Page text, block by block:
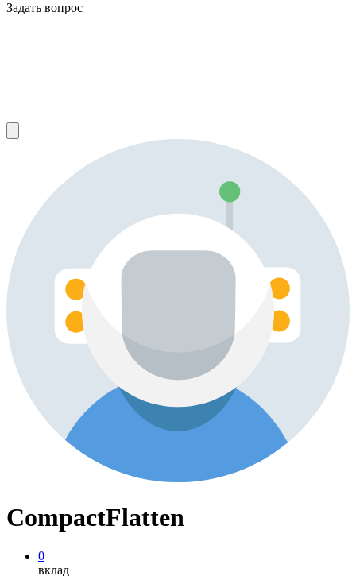
Задать вопрос
CompactFlatten
0
вклад